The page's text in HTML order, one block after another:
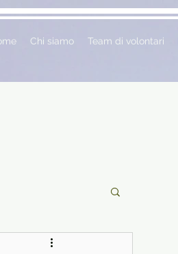
Chi siamo Team di volontari